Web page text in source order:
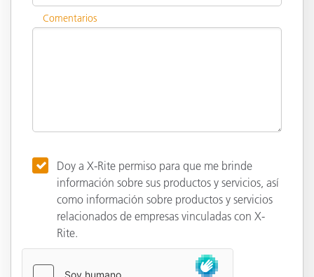
Comentarios
Doy a X-Rite permiso para que me brinde
información sobre sus productos y servicios, así
como información sobre productos y servicios
relacionados de empresas vinculadas con X-
Rite.